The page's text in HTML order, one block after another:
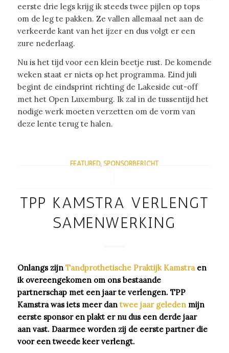
eerste drie legs krijg ik steeds twee pijlen op tops
om de leg te pakken. Ze vallen allemaal net aan de
verkeerde kant van het ijzer en dus volgt er een
zure nederlaag.
Nu is het tijd voor een klein beetje rust. De komende
weken staat er niets op het programma. Eind juli
begint de eindsprint richting de Lakeside cut-off
met het Open Luxemburg. Ik zal in de tussentijd het
nodige werk moeten verzetten om de vorm van
deze lente terug te halen.
FEATURED, SPONSORBERICHT
TPP KAMSTRA VERLENGT
SAMENWERKING
Onlangs zijn Tandprothetische Praktijk Kamstraen
ik overeengekomen om ons bestaande
partnerschap met een jaar te verlengen. TPP
Kamstra was iets meer dan twee jaar geledenmijn
eerste sponsor en plakt er nu dus een derde jaar
aan vast. Daarmee worden zij de eerste partner die
voor een tweede keer verlengt.